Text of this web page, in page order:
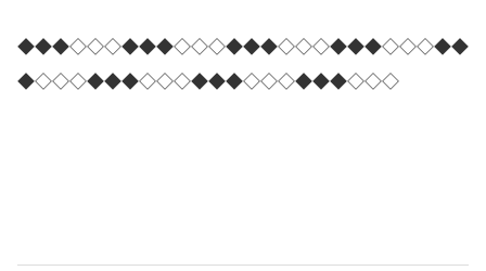
◆◆◆◇◇◇◆◆◆◇◇◇◆◆◆◇◇◇◆◆◆◇◇◇◆◆
◆◇◇◇◆◆◆◇◇◇◆◆◆◇◇◇◆◆◆◇◇◇